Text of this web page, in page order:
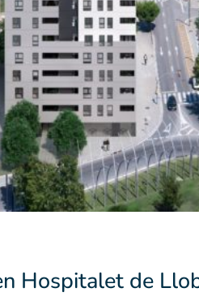
Hospitalet de